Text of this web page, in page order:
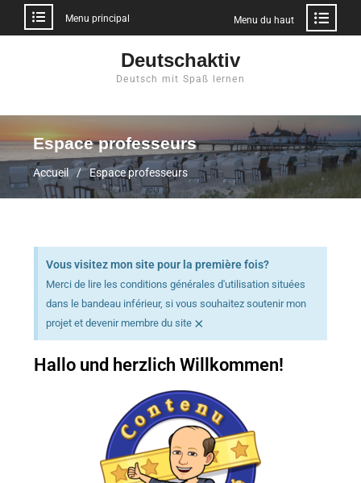
Menu principal Menu du haut
Deutschaktiv
Deutsch mit Spaß lernen
Espace professeurs
Accueil Espace professeurs
Vous visitez mon site pour la première fois?
Merci de lire les conditions générales d'utilisation situées
dans le bandeau inférieur, si vous souhaitez soutenir mon
projet et devenir membre du site ×
Hallo und herzlich Willkommen!